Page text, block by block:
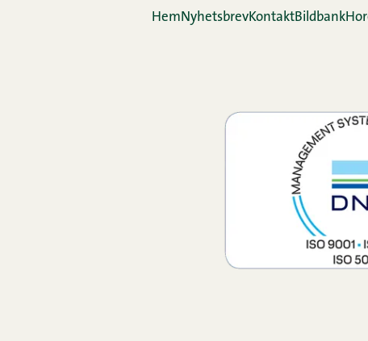
HemNyhetsbrevKontaktBildbank